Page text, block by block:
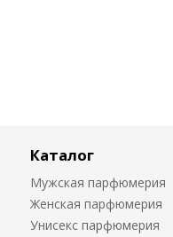
Каталог
Мужская парфюмерия
Женская парфюмерия
Унисекс парфюмерия